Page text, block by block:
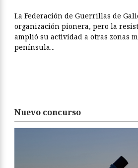
La Federación de Guerrillas de
organización pionera, pero la
amplió su actividad a otras zonas
península...
Nuevo concurso